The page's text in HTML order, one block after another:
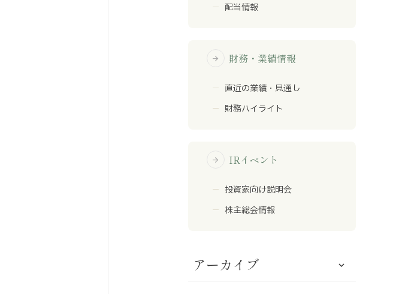
配当情報
arrow_forward 財務・業績情報
直近の業績・見通し
財務ハイライト
arrow_forward IRイベント
投資家向け説明会
株主総会情報
アーカイブ